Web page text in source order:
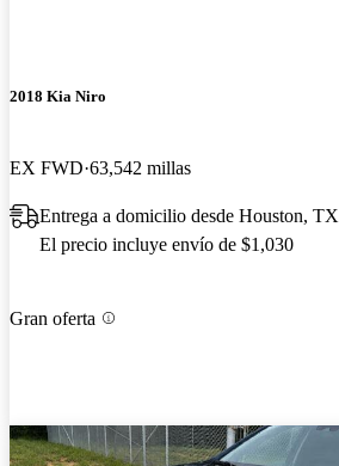
2018 Kia Niro
EX FWD 63,542 millas
Entrega a domicilio desde Houston, TX
El precio incluye envío de $1,030
Gran oferta